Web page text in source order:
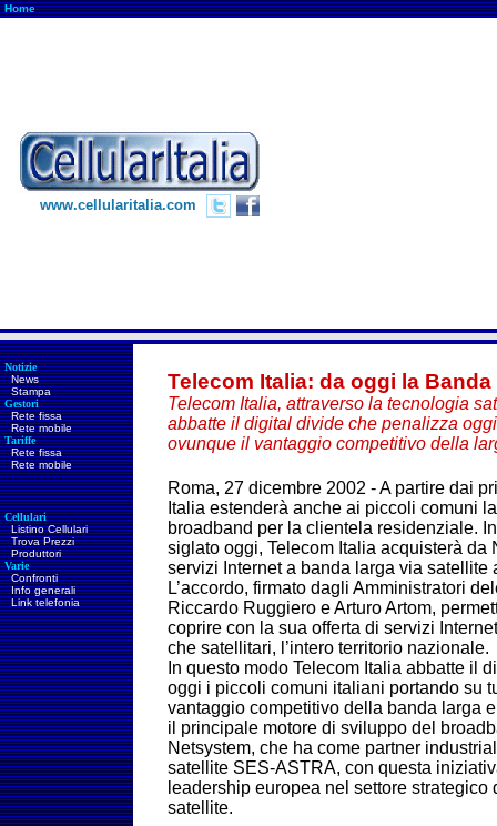
Home
www.cellularitalia.com
Notizie
News
Stampa
Gestori
Rete fissa
Rete mobile
Tariffe
Rete fissa
Rete mobile
Cellulari
Listino Cellulari
Trova Prezzi
Produttori
Varie
Confronti
Info generali
Link telefonia
Telecom Italia: da oggi la
Telecom Italia, attraverso la tecnologia
abbatte il digital divide che penalizza
ovunque il vantaggio competitivo della
Roma, 27 dicembre 2002 - A partire dai
Italia estenderà anche ai piccoli comuni
broadband per la clientela residenziale.
siglato oggi, Telecom Italia acquisterà da
servizi Internet a banda larga via
L’accordo, firmato dagli Amministratori
Riccardo Ruggiero e Arturo Artom,
coprire con la sua offerta di servizi
che satellitari, l’intero territorio nazionale.
In questo modo Telecom Italia abbatte il
oggi i piccoli comuni italiani portando su
vantaggio competitivo della banda larga
il principale motore di sviluppo del
Netsystem, che ha come partner
satellite SES-ASTRA, con questa
leadership europea nel settore
satellite.